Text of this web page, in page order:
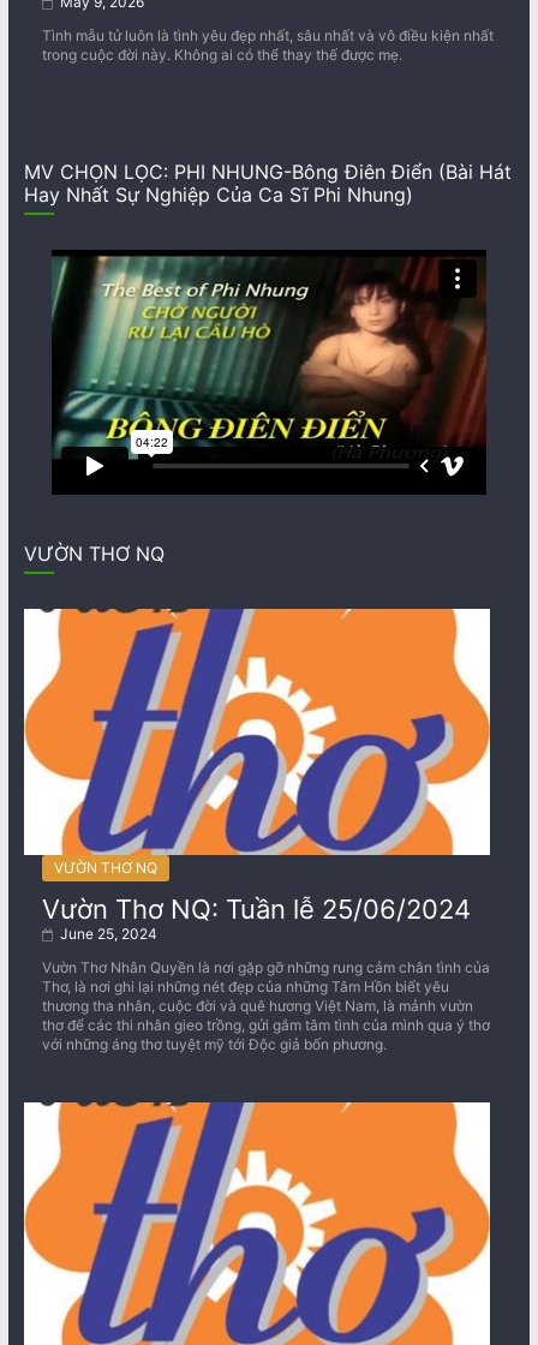
Tình mẫu tử luôn là tình yêu đẹp nhất, sâu nhất và vô điều kiện nhất
trong cuộc đời này. Không ai có thể thay thế được mẹ.
MV CHỌN LỌC: PHI NHUNG-Bông Điên Điển (Bài Hát
Hay Nhất Sự Nghiệp Của Ca Sĩ Phi Nhung)
VƯỜN THƠ NQ
VƯỜN THƠ NQ
Vườn Thơ NQ: Tuần lễ 25/06/2024
June 25, 2024
Vườn Thơ Nhân Quyền là nơi gặp gỡ những rung cảm chân tình của
Thơ, là nơi ghi lại những nét đẹp của những Tâm Hồn biết yêu
thương tha nhân, cuộc đời và quê hương Việt Nam, là mảnh vườn
thơ để các thi nhân gieo trồng, gửi gắm tâm tình của mình qua ý thơ
với những áng thơ tuyệt mỹ tới Độc giả bốn phương.